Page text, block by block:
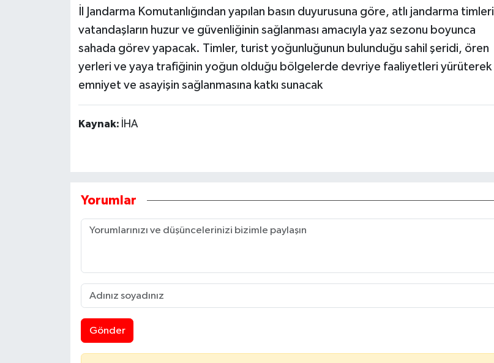
İl Jandarma Komutanlığından yapılan basın duyurusuna göre, atlı jandarma timleri
vatandaşların huzur ve güvenliğinin sağlanması amacıyla yaz sezonu boyunca
sahada görev yapacak. Timler, turist yoğunluğunun bulunduğu sahil şeridi, ören
yerleri ve yaya trafiğinin yoğun olduğu bölgelerde devriye faaliyetleri yürüterek
emniyet ve asayişin sağlanmasına katkı sunacak
Kaynak: İHA
Yorumlar
Gönder